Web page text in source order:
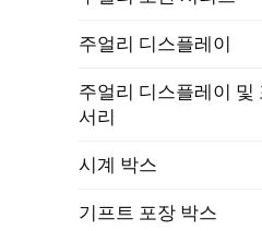
주얼리 디스플레이
주얼리 디스플레이 및
서리
시계 박스
기프트 포장 박스